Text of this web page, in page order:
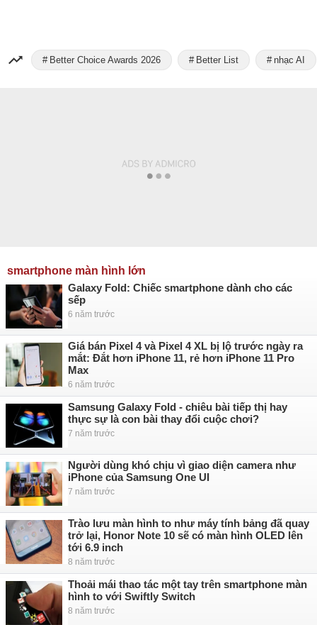
Better Choice Awards 2026 Better List nhạc AI
smartphone màn hình lớn
Galaxy Fold: Chiếc smartphone dành cho các
sếp
6 năm trước
Giá bán Pixel 4 và Pixel 4 XL bị lộ trước ngày ra
mắt: Đắt hơn iPhone 11, rẻ hơn iPhone 11 Pro
Max
6 năm trước
Samsung Galaxy Fold - chiêu bài tiếp thị hay
thực sự là con bài thay đổi cuộc chơi?
7 năm trước
Người dùng khó chịu vì giao diện camera như
iPhone của Samsung One UI
7 năm trước
Trào lưu màn hình to như máy tính bảng đã quay
trở lại, Honor Note 10 sẽ có màn hình OLED lên
tới 6.9 inch
8 năm trước
Thoải mái thao tác một tay trên smartphone màn
hình to với Swiftly Switch
8 năm trước